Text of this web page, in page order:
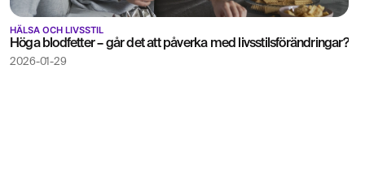
HÄLSA OCH LIVSSTIL
Höga blodfetter – går det att påverka med livsstilsförändringar?
2026-01-29